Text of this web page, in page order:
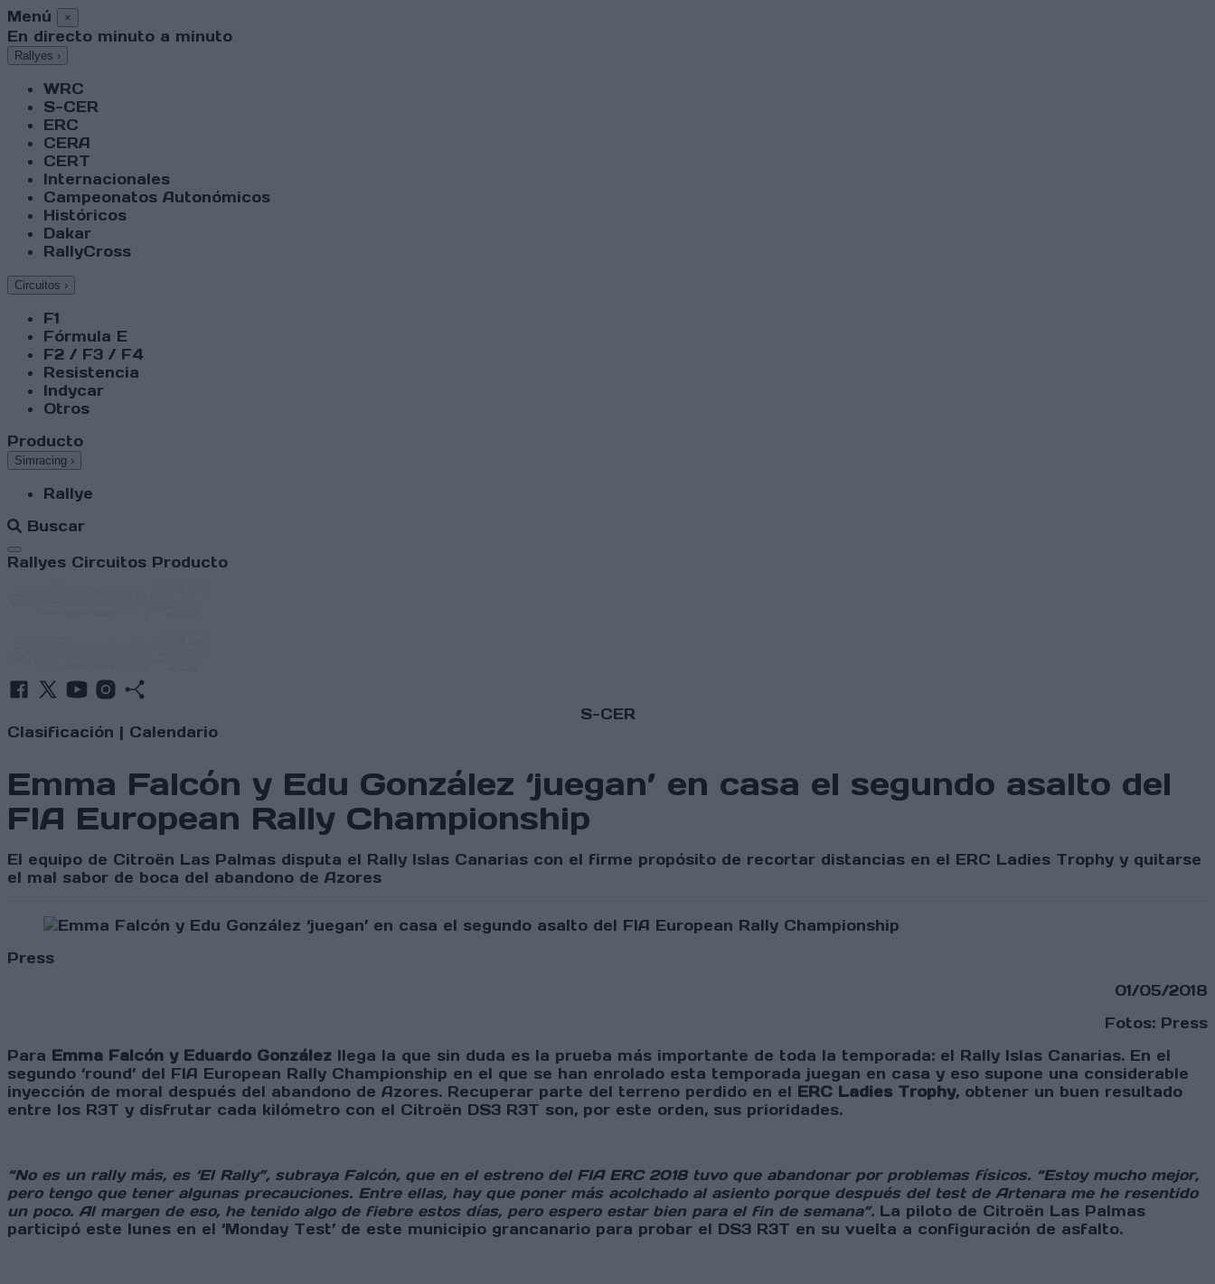
Menú ×
En directo minuto a minuto
Rallyes ›
WRC
S-CER
ERC
CERA
CERT
Internacionales
Campeonatos Autonómicos
Históricos
Dakar
RallyCross
Circuitos ›
F1
Fórmula E
F2 / F3 / F4
Resistencia
Indycar
Otros
Producto
Simracing ›
Rallye
Buscar
Abrir menú
Rallyes Circuitos Producto
S-CER
Clasificación | Calendario
Emma Falcón y Edu González ‘juegan’ en casa el segundo asalto del
FIA European Rally Championship
El equipo de Citroën Las Palmas disputa el Rally Islas Canarias con el firme propósito de recortar distancias en el ERC Ladies Trophy y quitarse
el mal sabor de boca del abandono de Azores
Press
01/05/2018
Fotos: Press
Para Emma Falcón y Eduardo González llega la que sin duda es la prueba más importante de toda la temporada: el Rally Islas Canarias. En el
segundo ‘round’ del FIA European Rally Championship en el que se han enrolado esta temporada juegan en casa y eso supone una considerable
inyección de moral después del abandono de Azores. Recuperar parte del terreno perdido en el ERC Ladies Trophy, obtener un buen resultado
entre los R3T y disfrutar cada kilómetro con el Citroën DS3 R3T son, por este orden, sus prioridades.
“No es un rally más, es ‘El Rally”, subraya Falcón, que en el estreno del FIA ERC 2018 tuvo que abandonar por problemas físicos. “Estoy mucho mejor,
pero tengo que tener algunas precauciones. Entre ellas, hay que poner más acolchado al asiento porque después del test de Artenara me he resentido
un poco. Al margen de eso, he tenido algo de fiebre estos días, pero espero estar bien para el fin de semana”. La piloto de Citroën Las Palmas
participó este lunes en el ‘Monday Test’ de este municipio grancanario para probar el DS3 R3T en su vuelta a configuración de asfalto.